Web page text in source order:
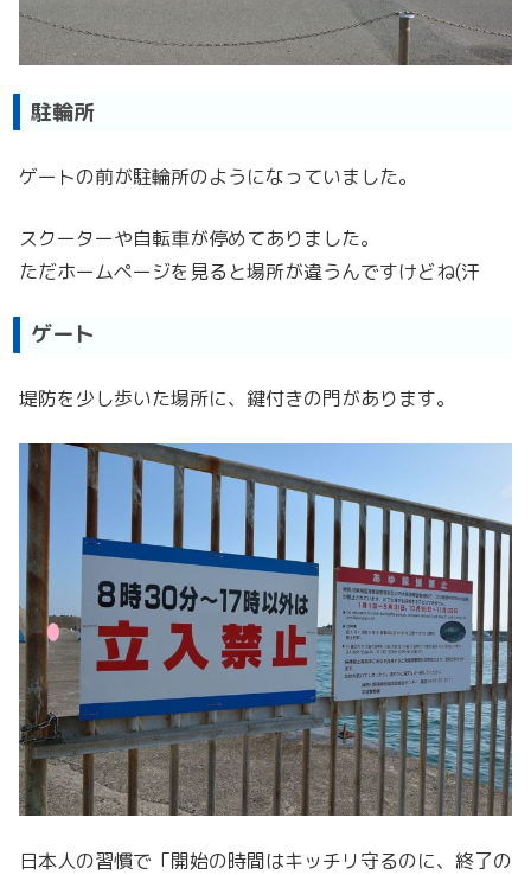
駐輪所
ゲートの前が駐輪所のようになっていました。
スクーターや自転車が停めてありました。
ただホームページを見ると場所が違うんですけどね(汗
ゲート
堤防を少し歩いた場所に、鍵付きの門があります。
日本人の習慣で「開始の時間はキッチリ守るのに、終了の